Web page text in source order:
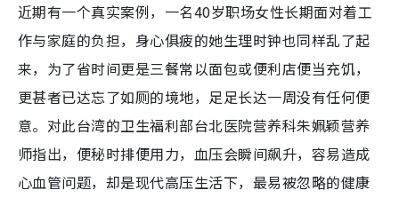
近期有一个真实案例，一名40岁职场女性长期面对着工
作与家庭的负担，身心俱疲的她生理时钟也同样乱了起
来，为了省时间更是三餐常以面包或便利店便当充饥，
更甚者已达忘了如厕的境地，足足长达一周没有任何便
意。对此台湾的卫生福利部台北医院营养科朱姵颖营养
师指出，便秘时排便用力，血压会瞬间飙升，容易造成
心血管问题，却是现代高压生活下，最易被忽略的健康